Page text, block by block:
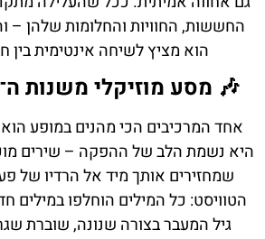
החששות, החוויות והחלומות שלהן –
הוא מציץ לשיחה אינטימית בין
🎶 מסע מוזיקלי משנות ה־60 ועד ה־80
אחד המרכיבים הכי מהנים במופע
היא נשמת הלב של ההפקה – שירים
שמחזירים אותך מיד אל הרדיו של
הטוויסט: כל המילים הוחלפו
גיל המעבר בצורה שנונה, שוברת